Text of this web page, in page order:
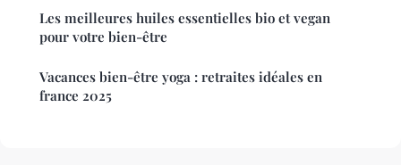
Les meilleures huiles essentielles bio et vegan
pour votre bien-être
Vacances bien-être yoga : retraites idéales en
france 2025